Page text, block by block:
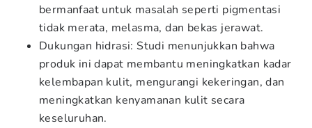
bermanfaat untuk masalah seperti pigmentasi
tidak merata, melasma, dan bekas jerawat.
Dukungan hidrasi: Studi menunjukkan bahwa
produk ini dapat membantu meningkatkan kadar
kelembapan kulit, mengurangi kekeringan, dan
meningkatkan kenyamanan kulit secara
keseluruhan.